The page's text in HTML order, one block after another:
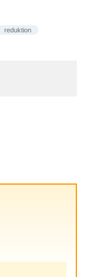
reduktion